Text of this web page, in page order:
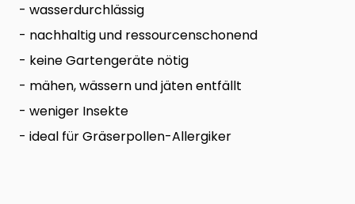
- wasserdurchlässig
- nachhaltig und ressourcenschonend
- keine Gartengeräte nötig
- mähen, wässern und jäten entfällt
- weniger Insekte
- ideal für Gräserpollen-Allergiker